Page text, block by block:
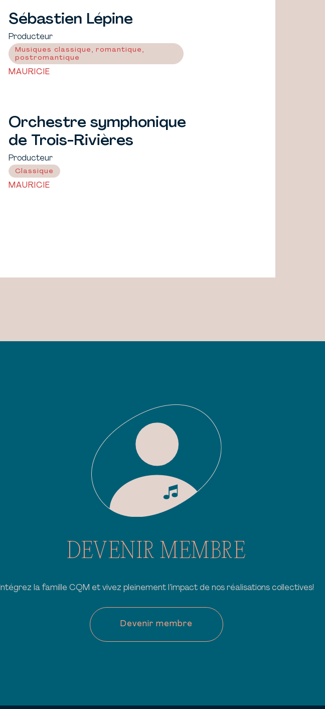
Sébastien Lépine
Producteur
Musiques classique, romantique,
postromantique
MAURICIE
Orchestre symphonique
de Trois-Rivières
Producteur
Classique
MAURICIE
DEVENIR MEMBRE
Intégrez la famille CQM et vivez pleinement l’impact de nos réalisations collectives!
Devenir membre